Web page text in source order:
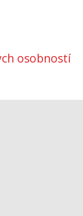
osobností